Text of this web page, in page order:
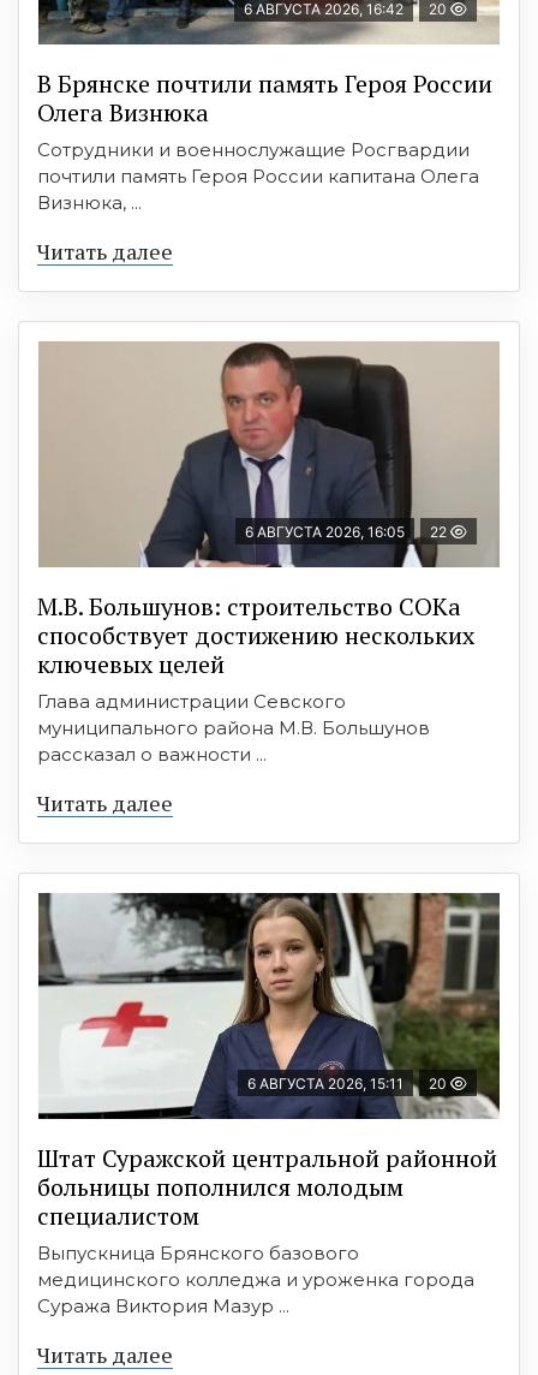
6 АВГУСТА 2026, 16:42 20
В Брянске почтили память Героя России
Олега Визнюка
Сотрудники и военнослужащие Росгвардии
почтили память Героя России капитана Олега
Визнюка, ...
Читать далее
6 АВГУСТА 2026, 16:05 22
М.В. Большунов: строительство СОКа
способствует достижению нескольких
ключевых целей
Глава администрации Севского
муниципального района М.В. Большунов
рассказал о важности ...
Читать далее
6 АВГУСТА 2026, 15:11 20
Штат Суражской центральной районной
больницы пополнился молодым
специалистом
Выпускница Брянского базового
медицинского колледжа и уроженка города
Суража Виктория Мазур ...
Читать далее